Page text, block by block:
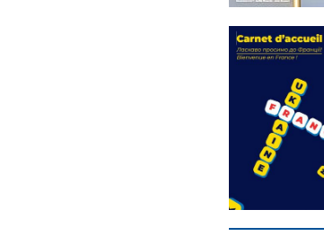
Statut de
l’élu local
Mise à jour avril
2024
FEUILLETER